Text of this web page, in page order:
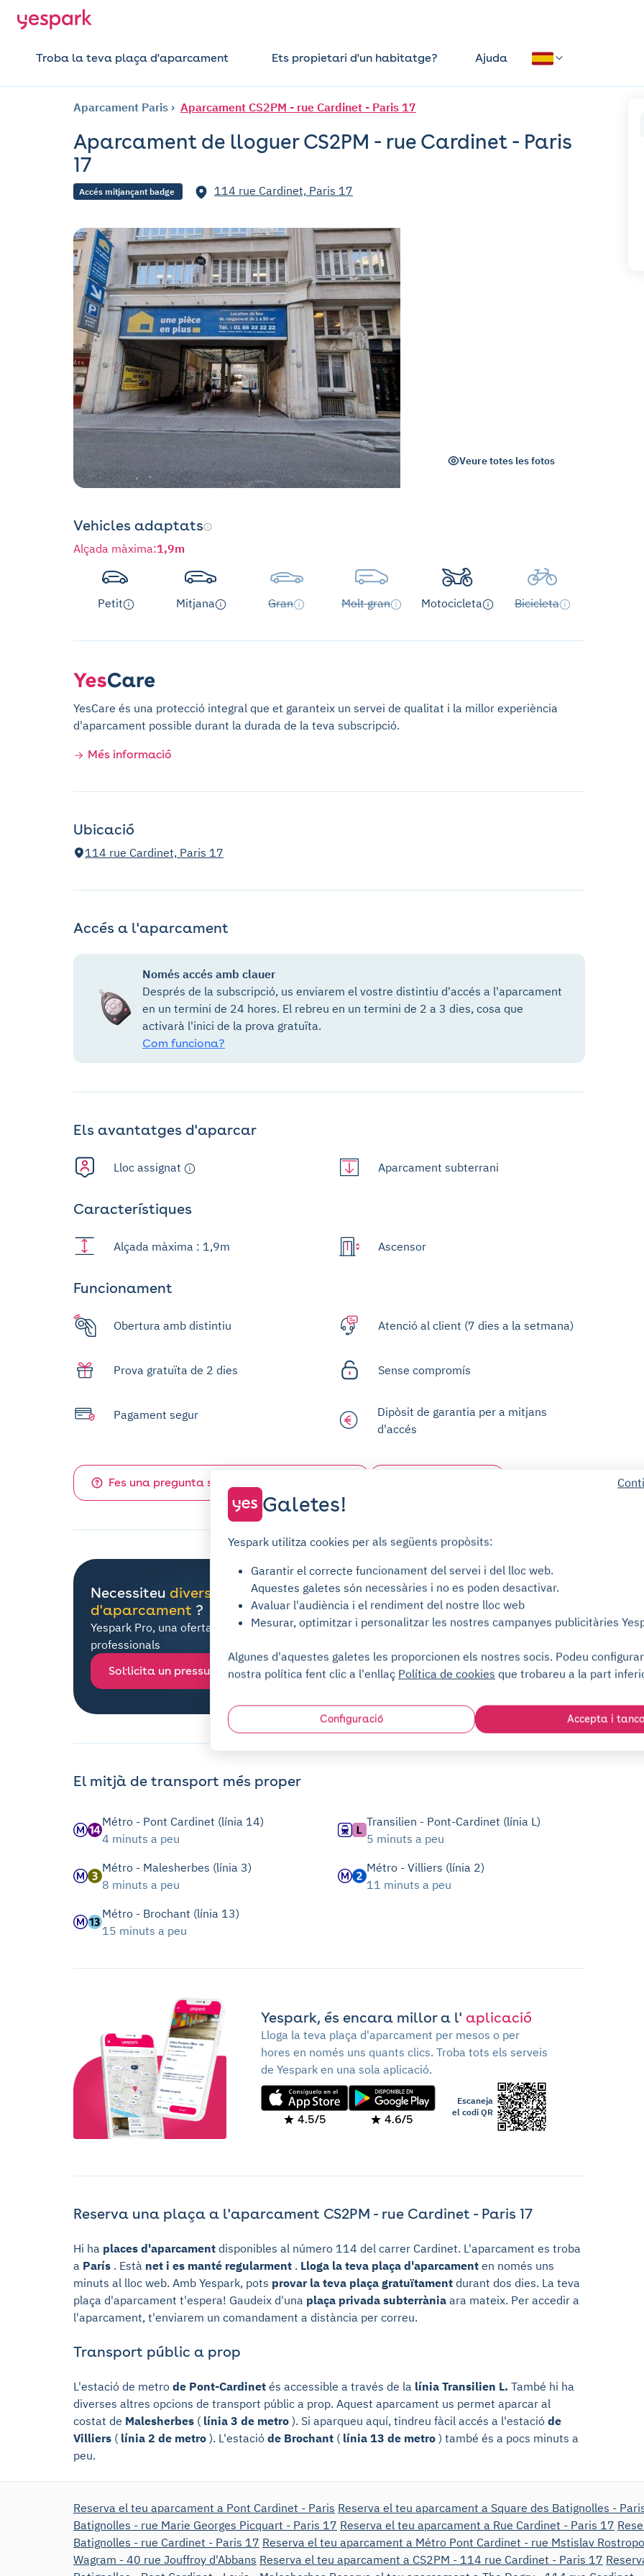
Troba la teva plaça d'aparcament Ets propietari d'un habitatge? Ajuda
Aparcament Paris Aparcament CS2PM - rue Cardinet - Paris 17
Aparcament de lloguer CS2PM - rue Cardinet - Paris
17
Accés mitjançant badge 114 rue Cardinet, Paris 17
Veure totes les fotos
Vehicles adaptats
Alçada màxima:1,9m
Petit Mitjana Gran Molt gran Motocicleta Bicicleta
YesCare és una protecció integral que et garanteix un servei de qualitat i la millor experiència
d'aparcament possible durant la durada de la teva subscripció.
Més informació
Ubicació
114 rue Cardinet, Paris 17
Accés a l'aparcament
Només accés amb clauer
Després de la subscripció, us enviarem el vostre distintiu d'accés a l'aparcament
en un termini de 24 hores. El rebreu en un termini de 2 a 3 dies, cosa que
activarà l'inici de la prova gratuïta.
Com funciona?
Els avantatges d'aparcar
Lloc assignat Aparcament subterrani
Característiques
Alçada màxima : 1,9m Ascensor
Funcionament
Obertura amb distintiu Atenció al client (7 dies a la setmana)
Prova gratuïta de 2 dies Sense compromís
Pagament segur
Dipòsit de garantia per a mitjans
d'accés
Fes una pregunta sobre aquest aparcament
Necessiteu diverses places
d'aparcament ?
Yespark Pro, una oferta dedicada a tots els
professionals
Sol·licita un pressupost
El mitjà de transport més proper
Métro - Pont Cardinet (línia 14)
4 minuts a peu
Transilien - Pont-Cardinet (línia L)
5 minuts a peu
Métro - Malesherbes (línia 3)
8 minuts a peu
Métro - Villiers (línia 2)
11 minuts a peu
Métro - Brochant (línia 13)
15 minuts a peu
Yespark, és encara millor a l' aplicació
Lloga la teva plaça d'aparcament per mesos o per
hores en només uns quants clics. Troba tots els serveis
de Yespark en una sola aplicació.
4.5/5 4.6/5
Escaneja
el codi QR
Reserva una plaça a l'aparcament CS2PM - rue Cardinet - Paris 17
Hi ha places d'aparcament disponibles al número 114 del carrer Cardinet. L'aparcament es troba
a París . Està net i es manté regularment . Lloga la teva plaça d'aparcament en només uns
minuts al lloc web. Amb Yespark, pots provar la teva plaça gratuïtament durant dos dies. La teva
plaça d'aparcament t'espera! Gaudeix d'una plaça privada subterrània ara mateix. Per accedir a
l'aparcament, t'enviarem un comandament a distància per correu.
Transport públic a prop
L'estació de metro de Pont-Cardinet és accessible a través de la línia Transilien L. També hi ha
diverses altres opcions de transport públic a prop. Aquest aparcament us permet aparcar al
costat de Malesherbes ( línia 3 de metro ). Si aparqueu aquí, tindreu fàcil accés a l'estació de
Villiers ( línia 2 de metro ). L'estació de Brochant ( línia 13 de metro ) també és a pocs minuts a
peu.
Reserva el teu aparcament a Pont Cardinet - Paris Reserva el teu aparcament a Square des Batignolles -
Batignolles - rue Marie Georges Picquart - Paris 17 Reserva el teu aparcament a Rue Cardinet - Paris 17
Batignolles - rue Cardinet - Paris 17 Reserva el teu aparcament a Métro Pont Cardinet - rue Mstislav
Wagram - 40 rue Jouffroy d'Abbans Reserva el teu aparcament a CS2PM - 114 rue Cardinet - Paris 17
Galetes!
Yespark utilitza cookies per als següents propòsits:
Garantir el correcte funcionament del servei i del lloc web.
Aquestes galetes són necessàries i no es poden desactivar.
Avaluar l'audiència i el rendiment del nostre lloc web
Mesurar, optimitzar i personalitzar les nostres campanyes publicitàries
Algunes d'aquestes galetes les proporcionen els nostres socis. Podeu
nostra política fent clic a l'enllaç Política de cookies que trobareu a la part
Configuració Accepta i